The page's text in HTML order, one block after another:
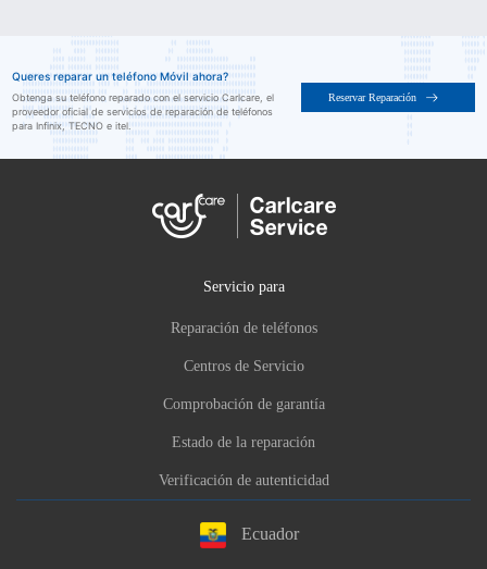
Queres reparar un teléfono Móvil ahora?
Obtenga su teléfono reparado con el servicio Carlcare, el
proveedor oficial de servicios de reparación de teléfonos
para Infinix, TECNO e itel.
Reservar Reparación
Servicio para
Reparación de teléfonos
Centros de Servicio
Comprobación de garantía
Estado de la reparación
Verificación de autenticidad
Ecuador